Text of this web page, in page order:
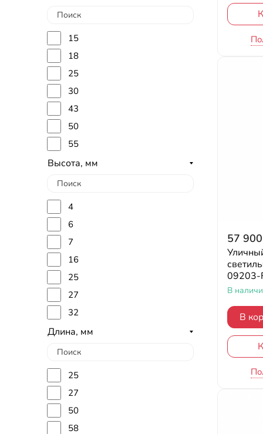
15
18
25
30
43
50
55
58
78
80
83
85
86
90
92
93
Высота, мм
4
6
7
16
25
27
32
45
52
56
Длина, мм
25
27
50
58
57 900
09203-
В
В